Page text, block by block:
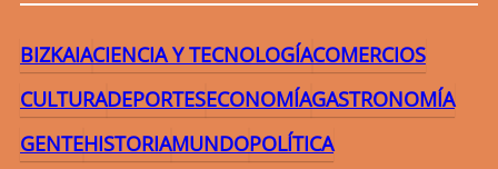
BIZKAIACIENCIA Y TECNOLOGÍACOMERCIOS
CULTURADEPORTESECONOMÍAGASTRONOMÍA
GENTEHISTORIAMUNDOPOLÍTICA